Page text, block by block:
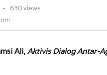
Tengah
Dunia
oleh
-
630 views
Ali, Aktivis Dialog Antar-